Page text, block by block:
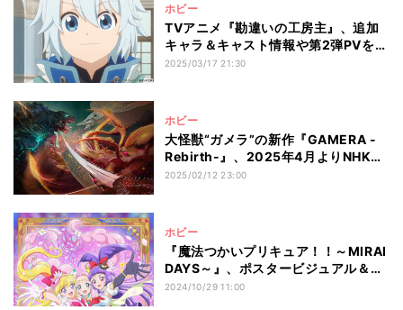
ホビー
TVアニメ『勘違いの工房主』、追加
キャラ＆キャスト情報や第2弾PVを公
開
2025/03/17 21:30
ホビー
大怪獣“ガメラ”の新作『GAMERA -
Rebirth-』、2025年4月よりNHK総
合にて放送
2025/02/12 23:00
ホビー
『魔法つかいプリキュア！！～MIRAI
DAYS～』、ポスタービジュアル＆イ
ベント概要
2024/10/29 11:00